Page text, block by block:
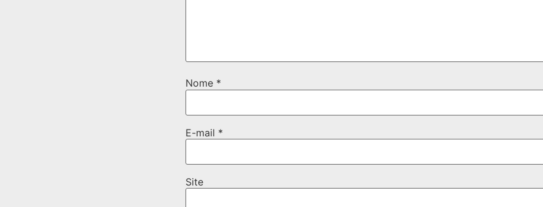
Nome *
E-mail *
Site